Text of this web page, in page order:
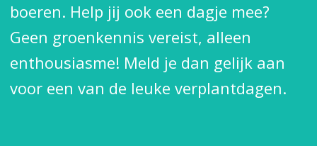
boeren. Help jij ook een dagje mee?
Geen groenkennis vereist, alleen
enthousiasme! Meld je dan gelijk aan
voor een van de leuke verplantdagen.